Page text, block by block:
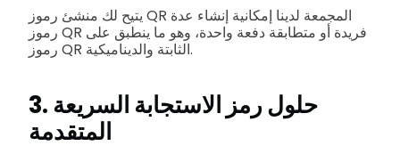
يتيح لك منشئ رموز QR المجمعة لدينا إمكانية إنشاء عدة
رموز QR فريدة أو متطابقة دفعة واحدة، وهو ما ينطبق على
رموز QR الثابتة والديناميكية.
3. حلول رمز الاستجابة السريعة
المتقدمة